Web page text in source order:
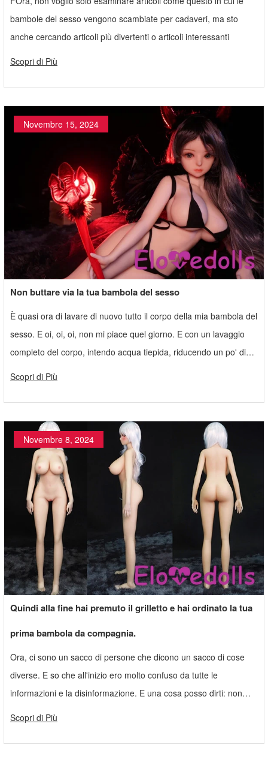
bambole del sesso vengono scambiate per cadaveri, ma sto
anche cercando articoli più divertenti o articoli interessanti
Scopri di Più
Non buttare via la tua bambola del sesso
È quasi ora di lavare di nuovo tutto il corpo della mia bambola del
sesso. E oi, oi, oi, non mi piace quel giorno. E con un lavaggio
completo del corpo, intendo acqua tiepida, riducendo un po' di
compagnia per poi, ovviamente, oliarla e finirla via con un piccolo
strato di borotalco.
Scopri di Più
Novembre 15, 2024
Quindi alla fine hai premuto il grilletto e hai ordinato la tua
prima bambola da compagnia.
Ora, ci sono un sacco di persone che dicono un sacco di cose
diverse. E so che all'inizio ero molto confuso da tutte le
informazioni e la disinformazione. E una cosa posso dirti: non
Scopri di Più
Novembre 8, 2024